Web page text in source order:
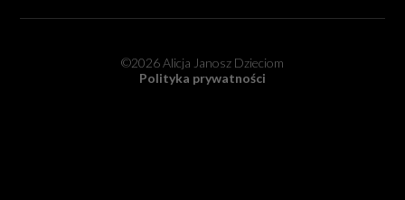
©2026 Alicja Janosz Dzieciom
Polityka prywatności